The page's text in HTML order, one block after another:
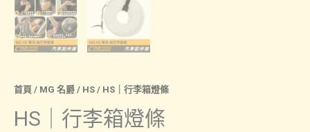
首頁 / MG 名爵 / HS / HS｜行李箱燈條
HS｜行李箱燈條